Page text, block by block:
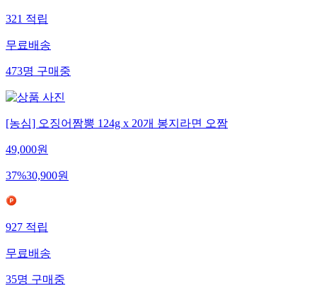
321적립
무료배송
473명구매중
[농심] 오징어짬뽕 124g x 20개 봉지라면 오짬
49,000원
37%30,900원
927적립
무료배송
35명구매중